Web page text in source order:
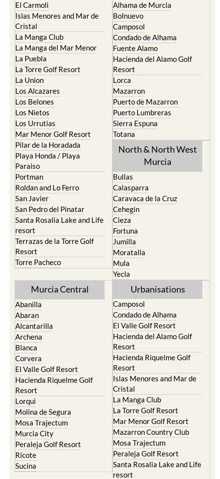
El Carmoli
Islas Menores and Mar de
Cristal
La Manga Club
La Manga del Mar Menor
La Puebla
La Torre Golf Resort
La Union
Los Alcazares
Los Belones
Los Nietos
Los Urrutias
Mar Menor Golf Resort
Pilar de la Horadada
Playa Honda / Playa
Paraiso
Portman
Roldan and Lo Ferro
San Javier
San Pedro del Pinatar
Santa Rosalia Lake and Life
resort
Terrazas de la Torre Golf
Resort
Torre Pacheco
Alhama de Murcia
Bolnuevo
Camposol
Condado de Alhama
Fuente Alamo
Hacienda del Alamo Golf
Resort
Lorca
Mazarron
Puerto de Mazarron
Puerto Lumbreras
Sierra Espuna
Totana
North & North West
Murcia
Bullas
Calasparra
Caravaca de la Cruz
Cehegin
Cieza
Fortuna
Jumilla
Moratalla
Mula
Yecla
Murcia Central
Abanilla
Abaran
Alcantarilla
Archena
Blanca
Corvera
El Valle Golf Resort
Hacienda Riquelme Golf
Resort
Lorqui
Molina de Segura
Mosa Trajectum
Murcia City
Peraleja Golf Resort
Ricote
Sucina
Urbanisations
Camposol
Condado de Alhama
El Valle Golf Resort
Hacienda del Alamo Golf
Resort
Hacienda Riquelme Golf
Resort
Islas Menores and Mar de
Cristal
La Manga Club
La Torre Golf Resort
Mar Menor Golf Resort
Mazarron Country Club
Mosa Trajectum
Peraleja Golf Resort
Santa Rosalia Lake and Life
resort